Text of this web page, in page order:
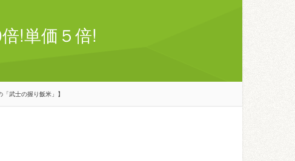
!単価５倍!
武士の握り飯米」】